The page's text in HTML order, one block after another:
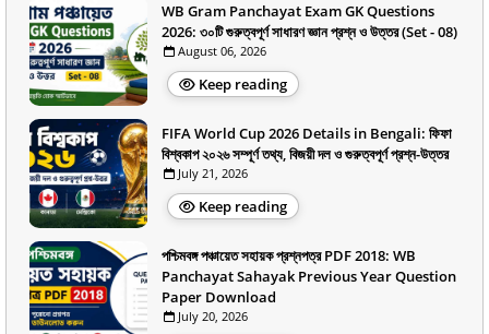
WB Gram Panchayat Exam GK Questions
2026: ৩০টি গুরুত্বপূর্ণ সাধারণ জ্ঞান প্রশ্ন ও উত্তর (Set - 08)
August 06, 2026
Keep reading
FIFA World Cup 2026 Details in Bengali: ফিফা
বিশ্বকাপ ২০২৬ সম্পূর্ণ তথ্য, বিজয়ী দল ও গুরুত্বপূর্ণ প্রশ্ন-উত্তর
July 21, 2026
Keep reading
পশ্চিমবঙ্গ পঞ্চায়েত সহায়ক প্রশ্নপত্র PDF 2018: WB
Panchayat Sahayak Previous Year Question
Paper Download
July 20, 2026